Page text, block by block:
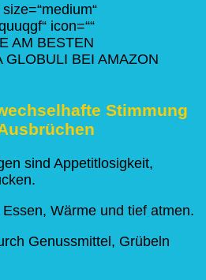
icon=““
AM BESTEN
GLOBULI BEI AMAZON
Stimmung
sind Appetitlosigkeit,
Essen, Wärme und tief atmen.
Genussmittel, Grübeln